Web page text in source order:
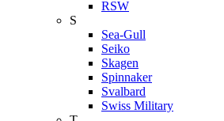
RSW
S
Sea-Gull
Seiko
Skagen
Spinnaker
Svalbard
Swiss Military